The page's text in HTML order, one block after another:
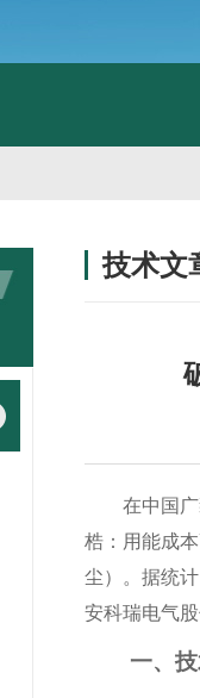
技术文
在中国
梏：用能成
尘）。据统
安科瑞电气
一、